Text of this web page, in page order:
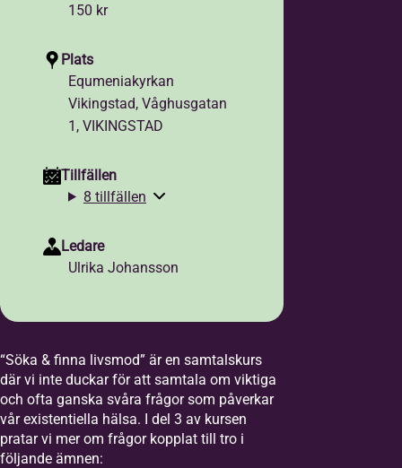
150 kr
Plats
Equmeniakyrkan
Vikingstad, Våghusgatan
1, VIKINGSTAD
Tillfällen
8 tillfällen
Ledare
Ulrika Johansson
“Söka & finna livsmod” är en samtalskurs
där vi inte duckar för att samtala om viktiga
och ofta ganska svåra frågor som påverkar
vår existentiella hälsa. I del 3 av kursen
pratar vi mer om frågor kopplat till tro i
följande ämnen: